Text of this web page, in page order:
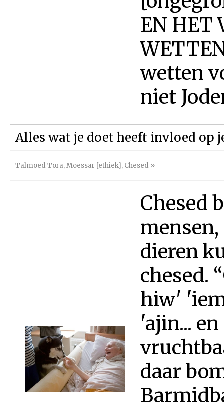
EN HET
wetten
niet
Alles wat je doet heeft invloed op
Talmoed Tora,Moessar [ethiek], Chesed »
Chesed
dieren
chesed.
hiw'
'ajin...
daar